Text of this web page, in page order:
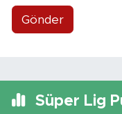
Gönder
Süper Lig